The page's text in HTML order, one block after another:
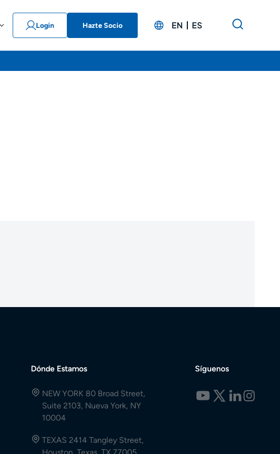
Login Hazte Socio EN ES
Dónde Estamos
NEW YORK 80 Broad Street,
Suite 2103, Nueva York, NY
10004
TEXAS 2414 Tangley Street,
Síguenos